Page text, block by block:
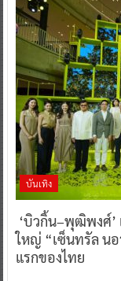
บันเทิง
‘บิวกิ้น–พุฒิพงศ์’
ใหญ่ “เซ็นทรัล น
แรกของไทย